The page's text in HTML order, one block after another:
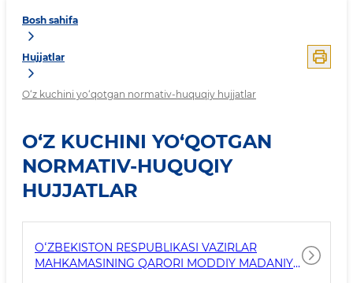
Bosh sahifa
Hujjatlar
O‘z kuchini yo‘qotgan normativ-huquqiy hujjatlar
O‘Z KUCHINI YO‘QOTGAN
NORMATIV-HUQUQIY
HUJJATLAR
OʻZBEKISTON RESPUBLIKASI VAZIRLAR
MAHKAMASINING QARORI MODDIY MADANIY